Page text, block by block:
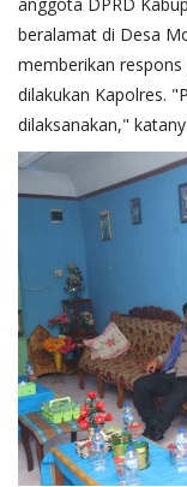
beralamat di Desa
memberikan
dilakukan Kapolres.
dilaksanakan,"